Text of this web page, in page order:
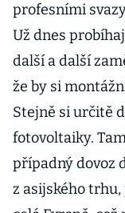
profesními
Už dnes
další a další
že by si
Stejně si určitě
fotovoltaiky.
případný dovoz
z asijského